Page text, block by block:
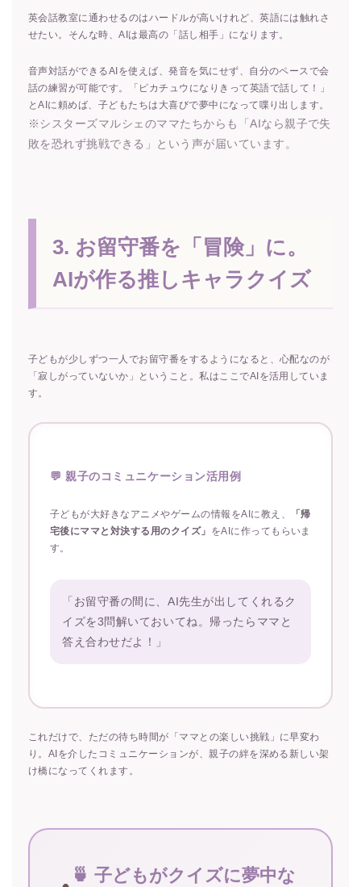
英会話教室に通わせるのはハードルが高いけれど、英語には触れさ
せたい。そんな時、AIは最高の「話し相手」になります。
音声対話ができるAIを使えば、発音を気にせず、自分のペースで会
話の練習が可能です。「ピカチュウになりきって英語で話して！」
とAIに頼めば、子どもたちは大喜びで夢中になって喋り出します。
※シスターズマルシェのママたちからも「AIなら親子で失
敗を恐れず挑戦できる」という声が届いています。
3. お留守番を「冒険」に。
AIが作る推しキャラクイズ
子どもが少しずつ一人でお留守番をするようになると、心配なのが
「寂しがっていないか」ということ。私はここでAIを活用していま
す。
💬 親子のコミュニケーション活用例
子どもが大好きなアニメやゲームの情報をAIに教え、
「帰
宅後にママと対決する用のクイズ」 をAIに作ってもらいま
す。
「お留守番の間に、AI先生が出してくれるク
イズを3問解いておいてね。帰ったらママと
答え合わせだよ！」
これだけで、ただの待ち時間が「ママとの楽しい挑戦」に早変わ
り。AIを介したコミュニケーションが、親子の絆を深める新しい架
け橋になってくれます。
🍵 子どもがクイズに夢中な